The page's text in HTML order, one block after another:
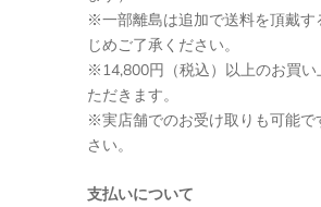
※一部離島は追加で送料を頂戴
じめご了承ください。
※14,800円（税込）以上のお買
ただきます。
※実店舗でのお受け取りも可能
さい。
支払いについて